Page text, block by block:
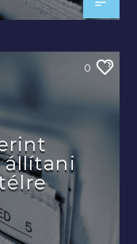
0
állítani